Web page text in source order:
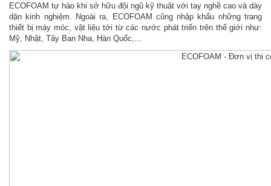
ECOFOAM tự hào khi sở hữu đội ngũ kỹ thuật với tay nghề cao và dày
dặn kinh nghiệm. Ngoài ra, ECOFOAM cũng nhập khẩu những trang
thiết bị máy móc, vật liệu tới từ các nước phát triển trên thế giới như:
Mỹ, Nhật, Tây Ban Nha, Hàn Quốc,...